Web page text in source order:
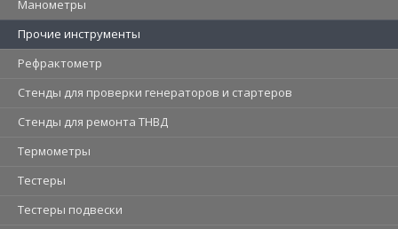
Манометры
Прочие инструменты
Рефрактометр
Стенды для проверки генераторов и стартеров
Стенды для ремонта ТНВД
Термометры
Тестеры
Тестеры подвески